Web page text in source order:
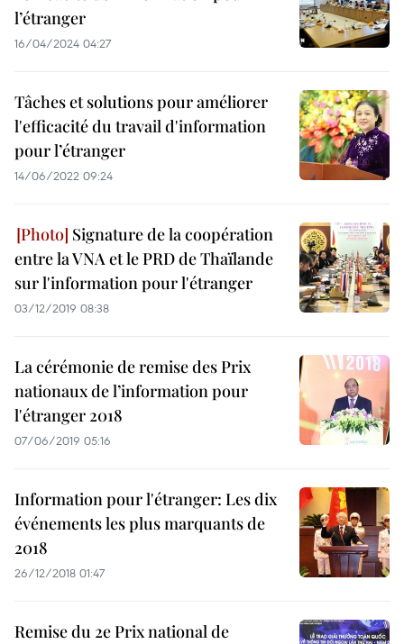
l’étranger
16/04/2024 04:27
Tâches et solutions pour améliorer
l'efficacité du travail d'information
pour l’étranger
14/06/2022 09:24
Signature de la coopération
entre la VNA et le PRD de Thaïlande
sur l'information pour l'étranger
03/12/2019 08:38
La cérémonie de remise des Prix
nationaux de l’information pour
l'étranger 2018
07/06/2019 05:16
Information pour l'étranger: Les dix
événements les plus marquants de
2018
26/12/2018 01:47
Remise du 2e Prix national de